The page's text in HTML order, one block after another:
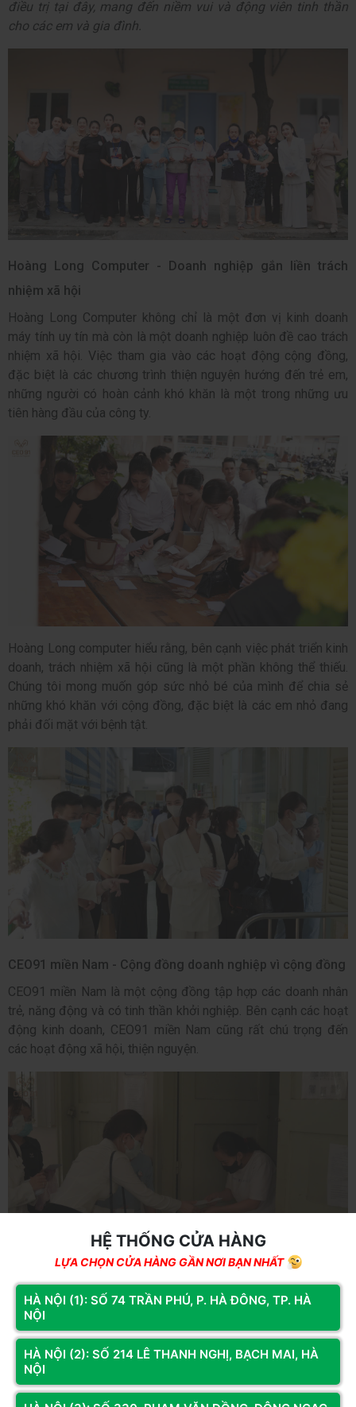
điều trị tại đây, mang đến niềm vui và động viên tinh thần
cho các em và gia đình.
Hoàng Long Computer - Doanh nghiệp gắn liền trách
nhiệm xã hội
Hoàng Long Computer không chỉ là một đơn vị kinh doanh
máy tính uy tín mà còn là một doanh nghiệp luôn đề cao trách
nhiệm xã hội. Việc tham gia vào các hoạt động cộng đồng,
đặc biệt là các chương trình thiện nguyện hướng đến trẻ em,
những người có hoàn cảnh khó khăn là một trong những ưu
tiên hàng đầu của công ty.
Hoàng Long computer hiểu rằng, bên cạnh việc phát triển kinh
doanh, trách nhiệm xã hội cũng là một phần không thể thiếu.
Chúng tôi mong muốn góp sức nhỏ bé của mình để chia sẻ
những khó khăn với cộng đồng, đặc biệt là các em nhỏ đang
phải đối mặt với bệnh tật.
CEO91 miền Nam - Cộng đồng doanh nghiệp vì cộng đồng
CEO91 miền Nam là một cộng đồng tập hợp các doanh nhân
trẻ, năng động và có tinh thần khởi nghiệp. Bên cạnh các hoạt
động kinh doanh, CEO91 miền Nam cũng rất chú trọng đến
các hoạt động xã hội, thiện nguyện.
Hoàng Long Computer tự hào là một phần của cộng đồng
CEO91, cùng đồng hành để sẻ chia, lan tỏa, đóng góp nhiều
hơn cho xã hội.
HỆ THỐNG CỬA HÀNG
LỰA CHỌN CỬA HÀNG GẦN NƠI BẠN NHẤT
HÀ NỘI (1): SỐ 74 TRẦN PHÚ, P. HÀ ĐÔNG, TP. HÀ
NỘI
HÀ NỘI (2): SỐ 214 LÊ THANH NGHỊ, BẠCH MAI, HÀ
NỘI